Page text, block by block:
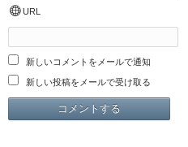
URL
新しいコメントをメールで通知
新しい投稿をメールで受け取る